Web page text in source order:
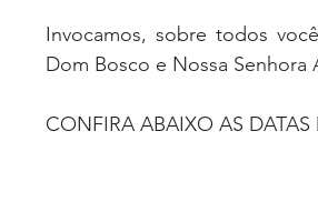
Invocamos, sobre todos
Dom Bosco e Nossa Senhora
CONFIRA ABAIXO AS